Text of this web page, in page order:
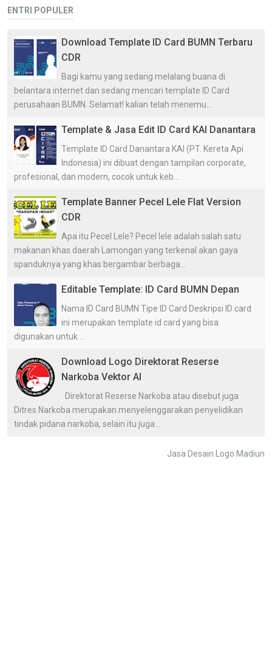
ENTRI POPULER
Download Template ID Card BUMN Terbaru
CDR
Bagi kamu yang sedang melalang buana di
belantara internet dan sedang mencari template ID Card
perusahaan BUMN. Selamat! kalian telah menemu...
Template & Jasa Edit ID Card KAI Danantara
Template ID Card Danantara KAI (PT. Kereta Api
Indonesia) ini dibuat dengan tampilan corporate,
profesional, dan modern, cocok untuk keb...
Template Banner Pecel Lele Flat Version
CDR
Apa itu Pecel Lele? Pecel lele adalah salah satu
makanan khas daerah Lamongan yang terkenal akan gaya
spanduknya yang khas bergambar berbaga...
Editable Template: ID Card BUMN Depan
Nama ID Card BUMN Tipe ID Card Deskripsi ID card
ini merupakan template id card yang bisa
digunakan untuk ...
Download Logo Direktorat Reserse
Narkoba Vektor AI
Direktorat Reserse Narkoba atau disebut juga
Ditres Narkoba merupakan menyelenggarakan penyelidikan
tindak pidana narkoba, selain itu juga...
Jasa Desain Logo Madiun